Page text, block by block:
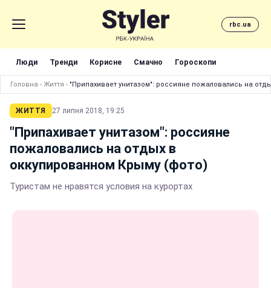
rbc.ua
Люди Тренди Корисне Смачно Гороскопи
Головна › Життя › "Припахивает унитазом": россияне пожаловались на
ЖИТТЯ 27 липня 2018, 19:25
"Припахивает унитазом": россияне
пожаловались на отдых в
оккупированном Крыму (фото)
Туристам не нравятся условия на курортах